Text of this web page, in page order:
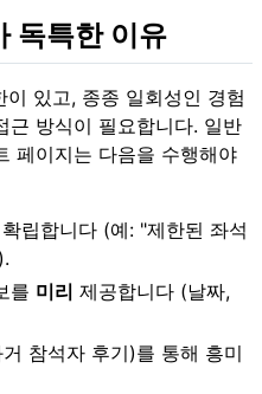
독특한 이유
이 있고, 종종 일회성인 경험
근 방식이 필요합니다. 일반
페이지는 다음을 수행해야
립합니다 (예: "제한된 좌석
를 미리 제공합니다 (날짜,
참석자 후기)를 통해 흥미